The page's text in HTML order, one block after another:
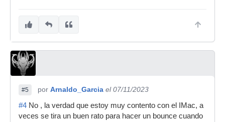
#5 por Arnaldo_Garcia el 07/11/2023
#4 No , la verdad que estoy muy contento con el IMac, a
veces se tira un buen rato para hacer un bounce cuando